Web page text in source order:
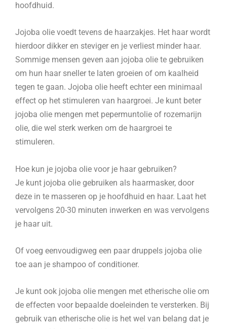
hoofdhuid.
Jojoba olie voedt tevens de haarzakjes. Het haar wordt
hierdoor dikker en steviger en je verliest minder haar.
Sommige mensen geven aan jojoba olie te gebruiken
om hun haar sneller te laten groeien of om kaalheid
tegen te gaan. Jojoba olie heeft echter een minimaal
effect op het stimuleren van haargroei. Je kunt beter
jojoba olie mengen met pepermuntolie of rozemarijn
olie, die wel sterk werken om de haargroei te
stimuleren.
Hoe kun je jojoba olie voor je haar gebruiken?
Je kunt jojoba olie gebruiken als haarmasker, door
deze in te masseren op je hoofdhuid en haar. Laat het
vervolgens 20-30 minuten inwerken en was vervolgens
je haar uit.
Of voeg eenvoudigweg een paar druppels jojoba olie
toe aan je shampoo of conditioner.
Je kunt ook jojoba olie mengen met etherische olie om
de effecten voor bepaalde doeleinden te versterken. Bij
gebruik van etherische olie is het wel van belang dat je